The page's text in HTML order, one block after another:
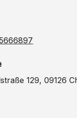
129, 09126